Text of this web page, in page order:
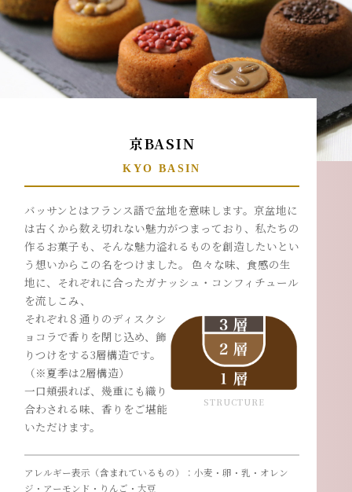
京BASIN
KYO BASIN
バッサンとはフランス語で盆地を意味します。京盆地に
は古くから数え切れない魅力がつまっており、私たちの
作るお菓子も、そんな魅力溢れるものを創造したいとい
う想いからこの名をつけました。 色々な味、食感の生
地に、それぞれに合ったガナッシュ・コンフィチュール
を流しこみ、
それぞれ８通りのディスクシ
ョコラで香りを閉じ込め、飾
りつけをする3層構造です。
（※夏季は2層構造）
一口頬張れば、幾重にも織り
合わされる味、香りをご堪能
いただけます。
STRUCTURE
アレルギー表示（含まれているもの）：小麦・卵・乳・オレン
ジ・アーモンド・りんご・大豆